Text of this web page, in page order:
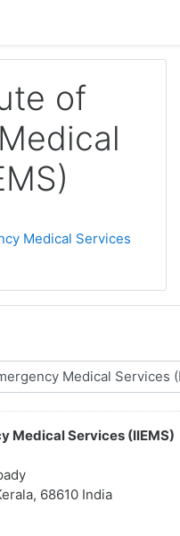
of
Medical Services
Medical Services (IIEMS)
68610 India